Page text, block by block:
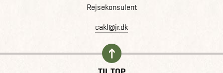
Rejsekonsulent
cakl@jr.dk